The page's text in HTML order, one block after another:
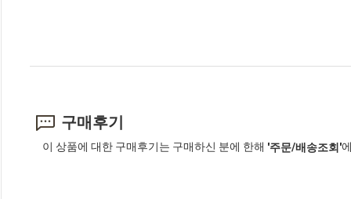
구매후기
이 상품에 대한 구매후기는 구매하신 분에 한해 '주문/배송조회'